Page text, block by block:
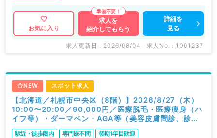
お気に入り
求人を
紹介してもらう
詳細を
見る
求人更新日 : 2026/08/04 求人No. : 1001237
NEW スポット求人
【北海道／札幌市中央区（8階）】2026/8/27（木）
10:00〜20:00／90,000円／医療脱毛・医療痩身（ハ
イフ等）・ダーマペン・AGA等（美容皮膚問診、診
察）／科目不問
駅近・徒歩圏内 専門医不問 後期1年目歓迎